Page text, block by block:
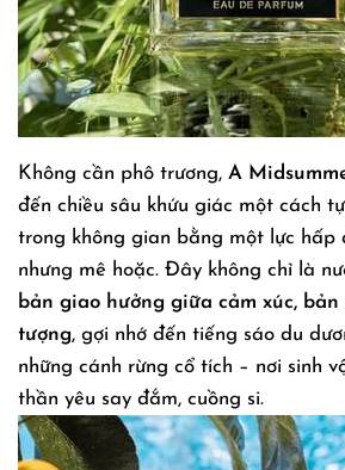
Không cần phô trương, A
đến chiều sâu khứu giác một cách
trong không gian bằng một lực hấp
nhưng mê hoặc. Đây không chỉ là
bản giao hưởng giữa cảm xúc,
tượng, gợi nhớ đến tiếng sáo du
những cánh rừng cổ tích – nơi sinh
thần yêu say đắm, cuồng si.